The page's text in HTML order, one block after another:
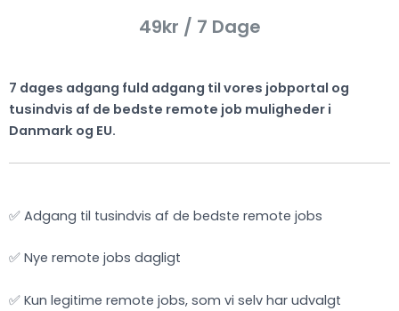
49kr / 7 Dage
7 dages adgang fuld adgang til vores jobportal og
tusindvis af de bedste remote job muligheder i
Danmark og EU.
✅ Adgang til tusindvis af de bedste remote jobs
✅ Nye remote jobs dagligt
✅ Kun legitime remote jobs, som vi selv har udvalgt